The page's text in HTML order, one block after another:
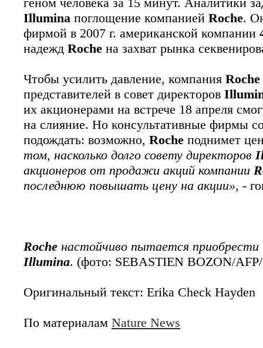
Illumina поглощение компанией Roche.
фирмой в 2007 г. американской компании
надежд Roche на захват рынка
Чтобы усилить давление, компания Roche
представителей в совет директоров
их акционерами на встрече 18 апреля
на слияние. Но консультативные фирмы
подождать: возможно, Roche поднимет
том, насколько долго совету директоров
акционеров от продажи акций компании
последнюю повышать цену на акции», -
Roche настойчиво пытается приобрести
Illumina. (фото: SEBASTIEN BOZON/
Оригинальный текст: Erika Check Hayden
По материалам Nature News